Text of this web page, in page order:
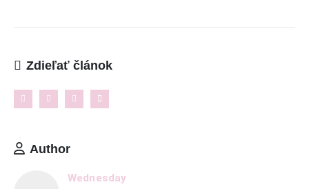
Zdieľať článok
Author
Wednesday
Kontakt
NAJNOVŠIE ČLÁNKY
proporcionalita a štýl v teplých dňoch